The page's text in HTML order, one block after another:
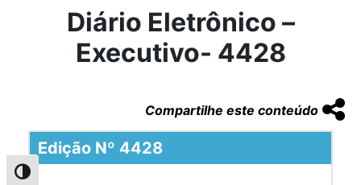
Alternar alto contraste
Diário Eletrônico –
Executivo- 4428
Compartilhe este conteúdo
Edição Nº 4428